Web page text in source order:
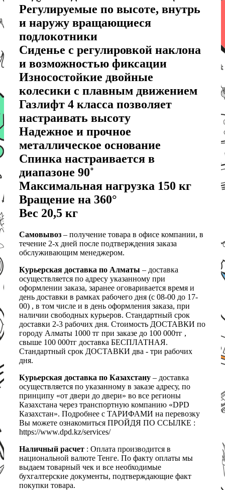
Регулируемые по высоте, внутрь
и наружу вращающиеся
подлокотники
Сиденье с регулировкой наклона
и возможностью фиксации
Износостойкие двойные
колесики с плавным движением
Газлифт 4 класса позволяет
настраивать высоту
Надежное и прочное
металлическое основание
Спинка настраивается в
диапазоне 90˚
Максимальная нагрузка 150 кг
Вращение на 360°
Вес 20,5 кг
Самовывоз – получение товара в офисе компании, в
течение 2-х дней после подтверждения заказа
обслуживающим менеджером.
Курьерская доставка по Алматы – доставка
осуществляется по адресу указанному при
оформлении заказа, заранее оговаривается время и
день доставки в рамках рабочего дня (с 08-00 до 17-
00) , в том числе и в день оформления заказа, при
наличии свободных курьеров. Стандартный срок
доставки 2-3 рабочих дня. Стоимость ДОСТАВКИ по
городу Алматы 1000 тг при заказе до 100 000тг ,
свыше 100 000тг доставка БЕСПЛАТНАЯ.
Стандартный срок ДОСТАВКИ два - три рабочих
дня.
Курьерская доставка по Казахстану – доставка
осуществляется по указанному в заказе адресу, по
принципу «от двери до двери» во все регионы
Казахстана через транспортную компанию «DPD
Казахстан». Подробнее с ТАРИФАМИ на перевозку
Вы можете ознакомиться ПРОЙДЯ ПО ССЫЛКЕ :
https://www.dpd.kz/services/
Наличный расчет : Оплата производится в
национальной валюте Тенге. По факту оплаты мы
выдаем товарный чек и все необходимые
бухгалтерские документы, подтверждающие факт
покупки товара.